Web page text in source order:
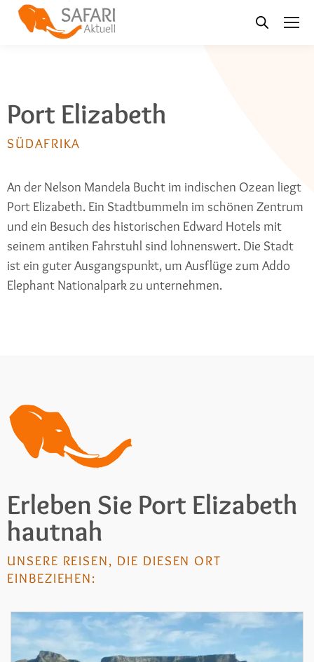
Port Elizabeth
SÜDAFRIKA
An der Nelson Mandela Bucht im indischen Ozean liegt
Port Elizabeth. Ein Stadtbummeln im schönen Zentrum
und ein Besuch des historischen Edward Hotels mit
seinem antiken Fahrstuhl sind lohnenswert. Die Stadt
ist ein guter Ausgangspunkt, um Ausflüge zum Addo
Elephant Nationalpark zu unternehmen.
Erleben Sie Port Elizabeth
hautnah
UNSERE REISEN, DIE DIESEN ORT
EINBEZIEHEN: